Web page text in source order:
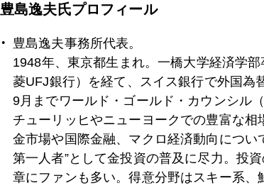
2024年02月21日 災害と金
2024年02月19日 今、日本株買うなら金ヘッ
2024年02月16日 日本人が日本株を買えば、
豊島逸夫氏プロフィール
豊島逸夫事務所代表。
1948年、東京都生まれ。一橋大学経済学
菱UFJ銀行）を経て、スイス銀行で外国為
9月までワールド・ゴールド・カウンシル
チューリッヒやニューヨークでの豊富な
金市場や国際金融、マクロ経済動向につい
第一人者”として金投資の普及に尽力。投
章にファンも多い。得意分野はスキー系、